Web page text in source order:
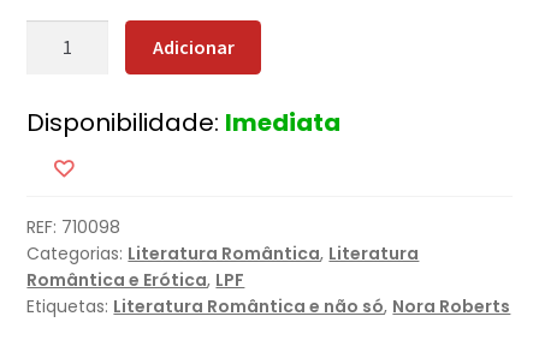
Quantidade
para
Sempre
Adicionar
Disponibilidade: Imediata
REF: 710098
Categorias: Literatura Romântica, Literatura
Romântica e Erótica, LPF
Etiquetas: Literatura Romântica e não só, Nora Roberts